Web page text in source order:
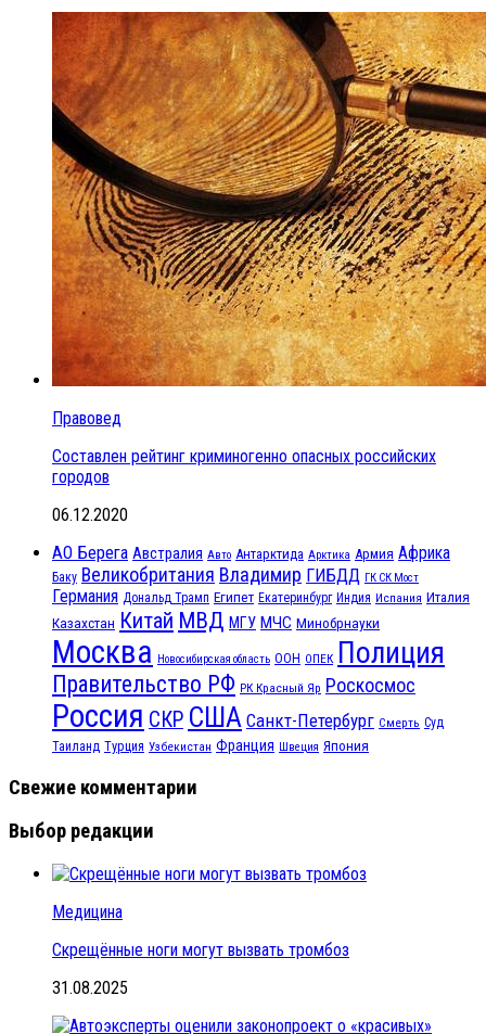
Правовед
Составлен рейтинг криминогенно опасных российских
городов
06.12.2020
АО Берега Австралия Авто Антарктида Арктика Армия Африка
Баку Великобритания Владимир ГИБДД ГК СК Мост
Германия Дональд Трамп Египет Екатеринбург Индия Испания Италия
Казахстан Китай МВД МГУ МЧС Минобрнауки
Москва Новосибирская область ООН ОПЕК Полиция
Правительство РФ РК Красный Яр Роскосмос
Россия СКР США Санкт-Петербург Смерть Суд
Таиланд Турция Узбекистан Франция Швеция Япония
Свежие комментарии
Выбор редакции
Медицина
Скрещённые ноги могут вызвать тромбоз
31.08.2025